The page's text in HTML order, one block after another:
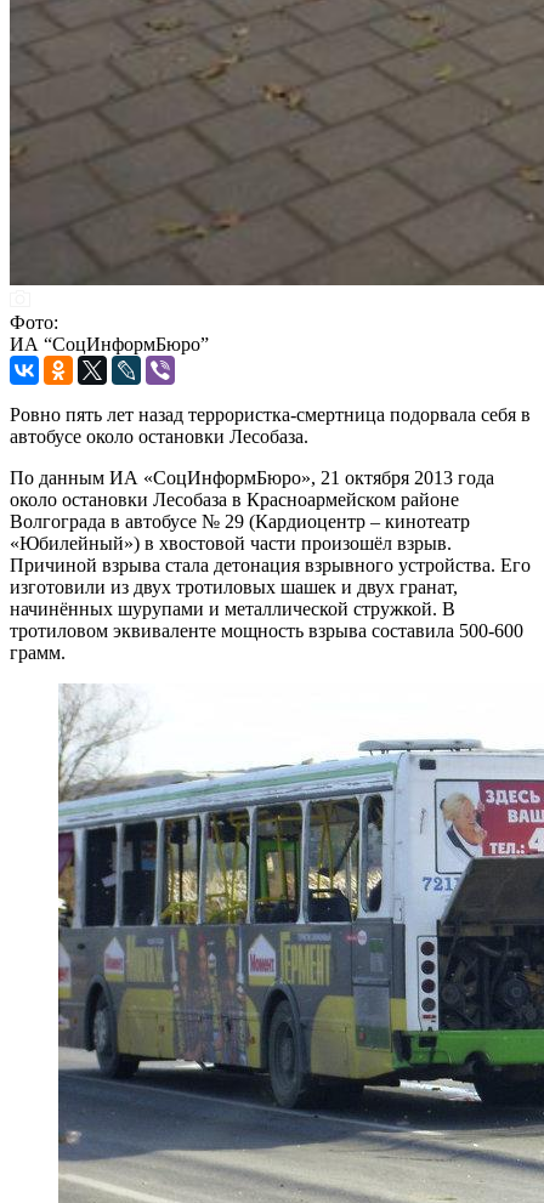
Фото:
ИА “СоцИнформБюро”
Ровно пять лет назад террористка-смертница подорвала себя в
автобусе около остановки Лесобаза.
По данным ИА «СоцИнформБюро», 21 октября 2013 года
около остановки Лесобаза в Красноармейском районе
Волгограда в автобусе № 29 (Кардиоцентр – кинотеатр
«Юбилейный») в хвостовой части произошёл взрыв.
Причиной взрыва стала детонация взрывного устройства. Его
изготовили из двух тротиловых шашек и двух гранат,
начинённых шурупами и металлической стружкой. В
тротиловом эквиваленте мощность взрыва составила 500-600
грамм.